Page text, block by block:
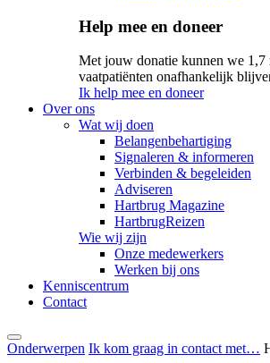
Help mee en doneer
Met jouw donatie kunnen we 1,7
vaatpatiënten onafhankelijk
Ik help mee en doneer
Over ons
Wat wij doen
Belangenbehartiging
Signaleren & informeren
Verbinden & begeleiden
Adviseren
Hartbrug Magazine
HartbrugReizen
Wie wij zijn
Onze medewerkers
Werken bij ons
Kenniscentrum
Contact
Onderwerpen Ik kom graag in contact met…